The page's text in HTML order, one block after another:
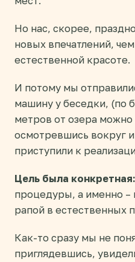
Но нас, скорее,
новых впечатлений,
естественной красоте.
И потому мы
машину у беседки, (по
метров от озера
осмотревшись вокруг
приступили к
Цель была конкретная:
процедуры, а именно –
рапой в естественных
Как-то сразу мы не
приглядевшись,